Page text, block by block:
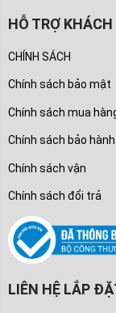
HỖ TRỢ
CHÍNH SÁCH
Chính sách bảo mật
Chính sách mua
Chính sách bảo hành
Chính sách vận
Chính sách đổi trả
LIÊN HỆ LẮP